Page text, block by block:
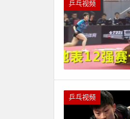
乒乓视频
乒乓视频